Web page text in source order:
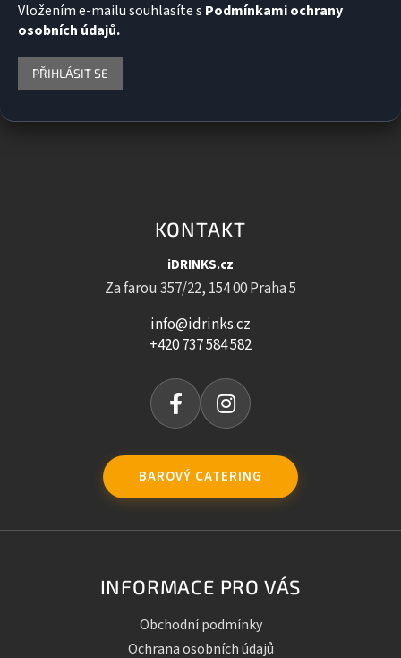
Vložením e-mailu souhlasíte s Podmínkami ochrany
osobních údajů.
PŘIHLÁSIT SE
KONTAKT
iDRINKS.cz
Za farou 357/22, 154 00 Praha 5
info@idrinks.cz
+420 737 584 582
BAROVÝ CATERING
INFORMACE PRO VÁS
Obchodní podmínky
Ochrana osobních údajů